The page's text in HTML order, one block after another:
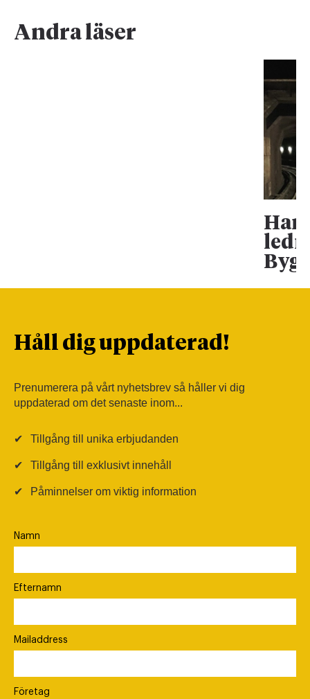
Andra läser
Han
Håll dig uppdaterad!
Prenumerera på vårt nyhetsbrev så håller vi dig
uppdaterad om det senaste inom...
✔ Tillgång till unika erbjudanden
✔ Tillgång till exklusivt innehåll
✔ Påminnelser om viktig information
Namn
Efternamn
Mailaddress
Företag